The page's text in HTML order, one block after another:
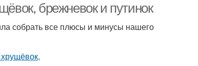
брежневок и путинок
собрать все плюсы и минусы нашего